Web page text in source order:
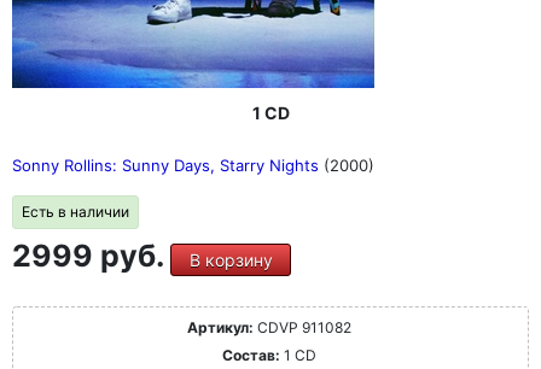
1 CD
Sonny Rollins: Sunny Days, Starry Nights (2000)
Есть в наличии
2999 руб. В корзину
Артикул: CDVP 911082
Состав: 1 CD